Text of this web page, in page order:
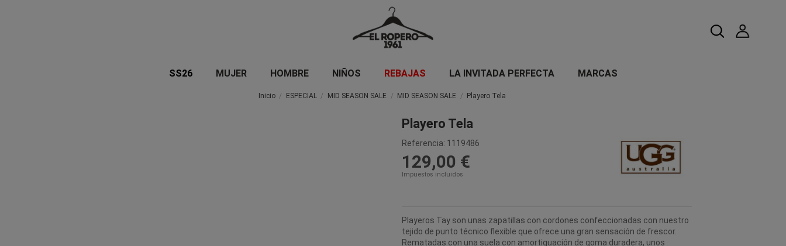
SS26 MUJER HOMBRE NIÑOS REBAJAS LA INVITADA PERFECTA MARCAS
Inicio ESPECIAL MID SEASON SALE MID SEASON SALE Playero Tela
Playero Tela
Referencia: 1119486
129,00 €
Impuestos incluidos
Playeros Tay son unas zapatillas con cordones confeccionadas con nuestro
tejido de punto técnico flexible que ofrece una gran sensación de frescor.
Rematadas con una suela con amortiguación de goma duradera, unos